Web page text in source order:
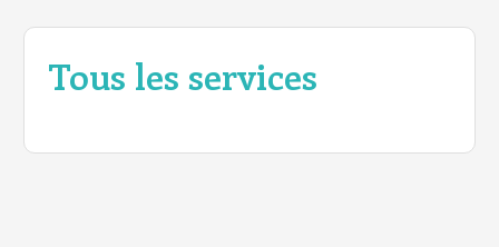
Tous les services